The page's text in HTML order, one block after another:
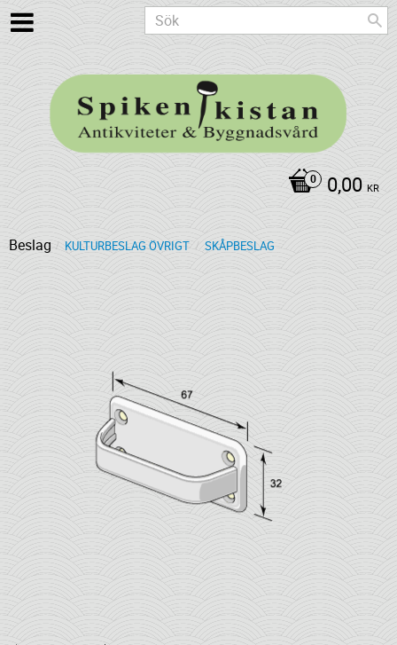
0,00 KR
Beslag KULTURBESLAG ÖVRIGT SKÅPBESLAG